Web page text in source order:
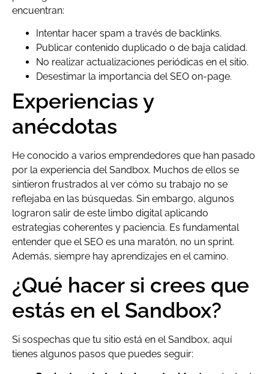
encuentran:
Intentar hacer spam a través de backlinks.
Publicar contenido duplicado o de baja calidad.
No realizar actualizaciones periódicas en el sitio.
Desestimar la importancia del SEO on-page.
Experiencias y
anécdotas
He conocido a varios emprendedores que han pasado
por la experiencia del Sandbox. Muchos de ellos se
sintieron frustrados al ver cómo su trabajo no se
reflejaba en las búsquedas. Sin embargo, algunos
lograron salir de este limbo digital aplicando
estrategias coherentes y paciencia. Es fundamental
entender que el SEO es una maratón, no un sprint.
Además, siempre hay aprendizajes en el camino.
¿Qué hacer si crees que
estás en el Sandbox?
Si sospechas que tu sitio está en el Sandbox, aquí
tienes algunos pasos que puedes seguir: